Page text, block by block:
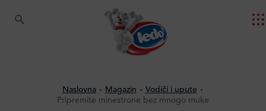
Naslovna Magazin
Vodiči i upute
Pripremite minestrone bez mnogo muke